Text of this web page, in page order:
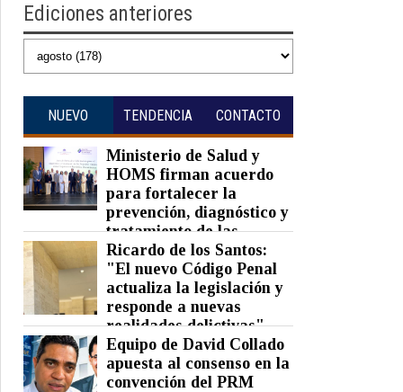
Ediciones anteriores
NUEVO TENDENCIA CONTACTO
Ministerio de Salud y
HOMS firman acuerdo
para fortalecer la
prevención, diagnóstico y
tratamiento de las
hepatitis virales
Posted on 06 Aug 2026 - 0 Comments
Ricardo de los Santos:
"El nuevo Código Penal
actualiza la legislación y
responde a nuevas
realidades delictivas"
Posted on 06 Aug 2026 - 0 Comments
Equipo de David Collado
apuesta al consenso en la
convención del PRM